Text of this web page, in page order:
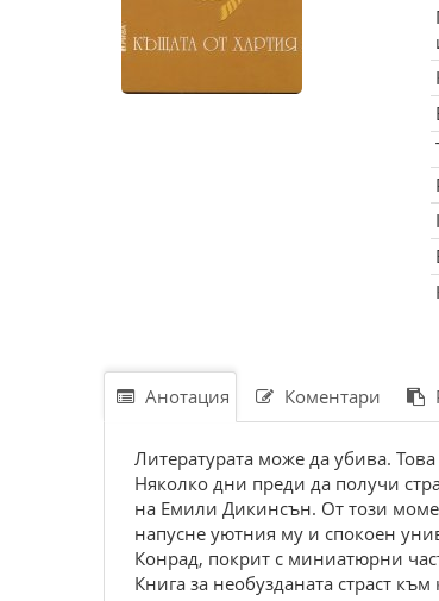
Анотация Коментари
Литературата може да убива.
Няколко дни преди да получи
на Емили Дикинсън. От този
напусне уютния му и спокоен
Конрад, покрит с миниатюрни
Книга за необузданата страст